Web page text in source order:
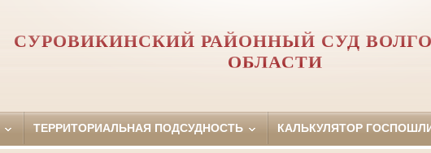
СУРОВИКИНСКИЙ РАЙОННЫЙ СУД
ОБЛАСТИ
ТЕРРИТОРИАЛЬНАЯ ПОДСУДНОСТЬ КАЛЬКУЛЯТОР